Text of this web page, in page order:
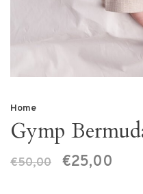
Home
Gymp
€50,00 €25,00